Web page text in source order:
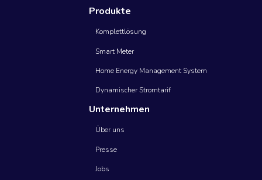
Produkte
Komplettlösung
Smart Meter
Home Energy Management System
Dynamischer Stromtarif
Unternehmen
Über uns
Presse
Jobs